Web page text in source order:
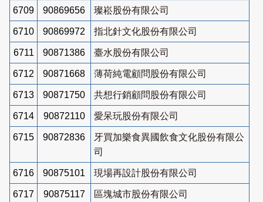
6709 90869656 璨崧股份有限公司
6710 90869972 指北針文化股份有限公司
6711 90871386 臺水股份有限公司
6712 90871668 薄荷純電顧問股份有限公司
6713 90871750 共想行銷顧問股份有限公司
6714 90872110 愛呆玩股份有限公司
6715 90872836
牙買加樂食異國飲食文化股份有限公
司
6716 90875101 現場再設計股份有限公司
6717 90875117 區塊城市股份有限公司